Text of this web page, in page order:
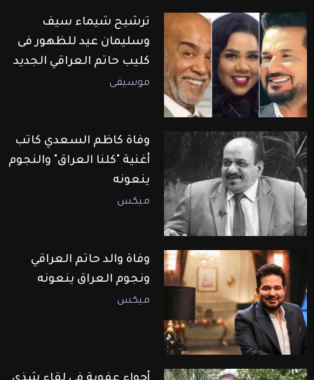
ترشيح شيماء سيف
وسليمان عيد للظهور فى
كليب حاتم العراقي الجديد
موسيقى
وفاة كاظم السعدي كاتب
أغنية "كلنا العراق" والنجوم
ينعونه
ميكس
وفاة والد حاتم العراقي
ونجوم العراق ينعونه
ميكس